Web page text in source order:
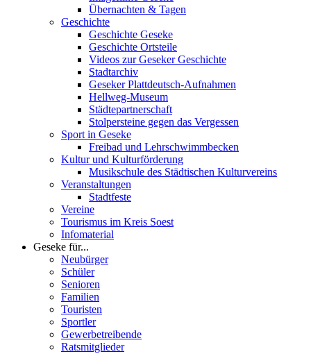
Übernachten & Tagen
Geschichte
Geschichte Geseke
Geschichte Ortsteile
Videos zur Geseker Geschichte
Stadtarchiv
Geseker Plattdeutsch-Aufnahmen
Hellweg-Museum
Städtepartnerschaft
Stolpersteine gegen das Vergessen
Sport in Geseke
Freibad und Lehrschwimmbecken
Kultur und Kulturförderung
Musikschule des Städtischen Kulturvereins
Veranstaltungen
Stadtfeste
Vereine
Tourismus im Kreis Soest
Infomaterial
Geseke für...
Neubürger
Schüler
Senioren
Familien
Touristen
Sportler
Gewerbetreibende
Ratsmitglieder